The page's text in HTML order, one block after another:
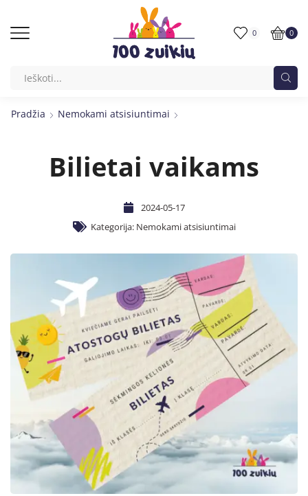
0 0
Pradžia Nemokami atsisiuntimai
Bilietai vaikams
2024-05-17
Kategorija: Nemokami atsisiuntimai